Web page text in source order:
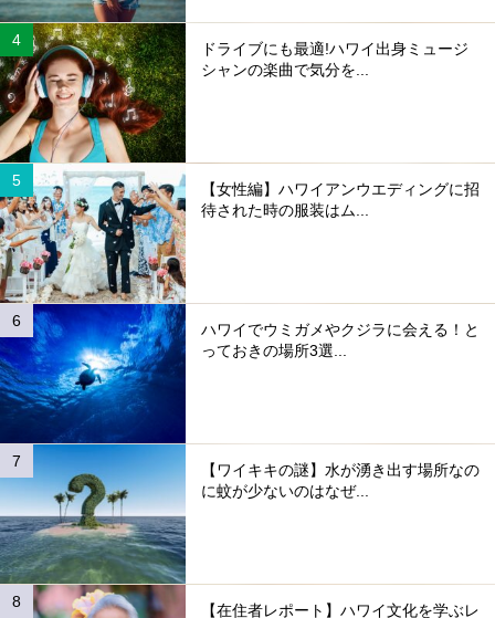
ドライブにも最適!ハワイ出身ミュージ
シャンの楽曲で気分を...
【女性編】ハワイアンウエディングに招
待された時の服装はム...
ハワイでウミガメやクジラに会える！と
っておきの場所3選...
【ワイキキの謎】水が湧き出す場所なの
に蚊が少ないのはなぜ...
【在住者レポート】ハワイ文化を学ぶレ